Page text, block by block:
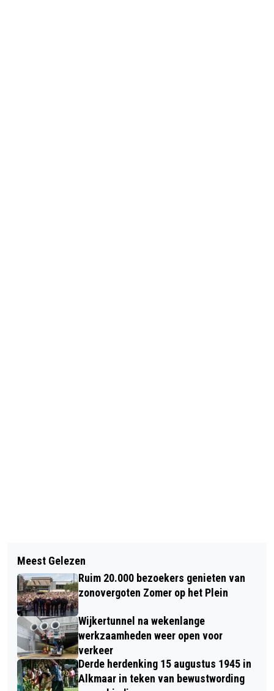
OVER HET LEVEN
ALKMAAR PRACHTSTAD MAGAZINE
OP WAAGTOREN OVERHANDIGD AAN
BURGEMEESTER ANJA SCHOUTEN
Meest Gelezen
Ruim 20.000 bezoekers genieten van
zonovergoten Zomer op het Plein
Wijkertunnel na wekenlange
werkzaamheden weer open voor
verkeer
Derde herdenking 15 augustus 1945 in
Alkmaar in teken van bewustwording